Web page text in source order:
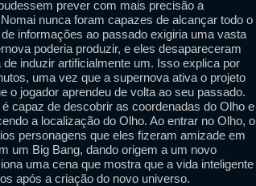
prever com mais precisão a
nunca foram capazes de alcançar todo o
informações ao passado exigiria uma vasta
poderia produzir, e eles desapareceram
induzir artificialmente um. Isso explica por
uma vez que a supernova ativa o projeto
o jogador aprendeu de volta ao seu passado.
capaz de descobrir as coordenadas do Olho e
a localização do Olho. Ao entrar no Olho, o
personagens que eles fizeram amizade em
um Big Bang, dando origem a um novo
uma cena que mostra que a vida inteligente
após a criação do novo universo.